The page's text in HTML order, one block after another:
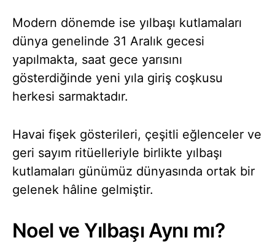
Modern dönemde ise yılbaşı kutlamaları
dünya genelinde 31 Aralık gecesi
yapılmakta, saat gece yarısını
gösterdiğinde yeni yıla giriş coşkusu
herkesi sarmaktadır.
Havai fişek gösterileri, çeşitli eğlenceler ve
geri sayım ritüelleriyle birlikte yılbaşı
kutlamaları günümüz dünyasında ortak bir
gelenek hâline gelmiştir.
Noel ve Yılbaşı Aynı mı?